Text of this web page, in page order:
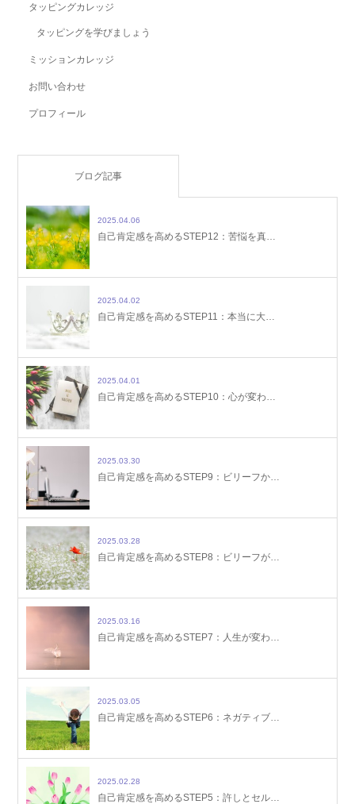
タッピングカレッジ
タッピングを学びましょう
ミッションカレッジ
お問い合わせ
プロフィール
ブログ記事
2025.04.06
自己肯定感を高めるSTEP12：苦悩を真…
2025.04.02
自己肯定感を高めるSTEP11：本当に大…
2025.04.01
自己肯定感を高めるSTEP10：心が変わ…
2025.03.30
自己肯定感を高めるSTEP9：ビリーフか…
2025.03.28
自己肯定感を高めるSTEP8：ビリーフが…
2025.03.16
自己肯定感を高めるSTEP7：人生が変わ…
2025.03.05
自己肯定感を高めるSTEP6：ネガティブ…
2025.02.28
自己肯定感を高めるSTEP5：許しとセル…